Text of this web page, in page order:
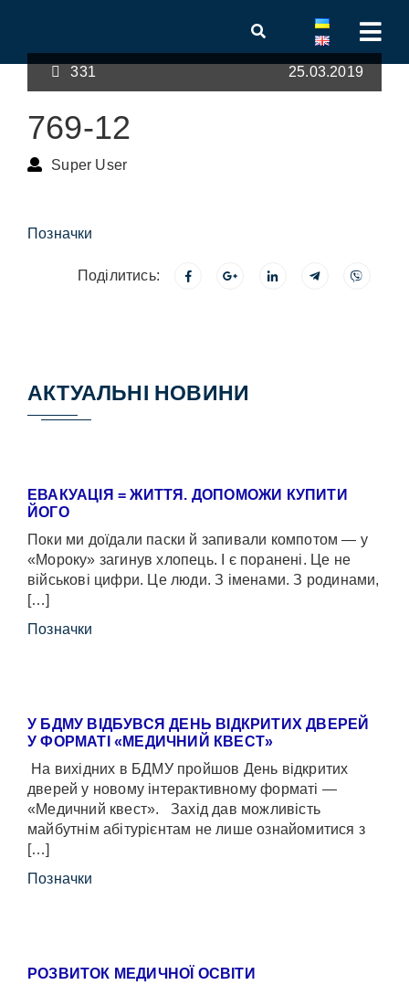
331 25.03.2019
769-12
Super User
Позначки
Поділитись:
АКТУАЛЬНІ НОВИНИ
ЕВАКУАЦІЯ = ЖИТТЯ. ДОПОМОЖИ КУПИТИ
ЙОГО
Поки ми доїдали паски й запивали компотом — у
«Мороку» загинув хлопець. І є поранені. Це не
військові цифри. Це люди. З іменами. З родинами,
[…]
Позначки
У БДМУ ВІДБУВСЯ ДЕНЬ ВІДКРИТИХ ДВЕРЕЙ
У ФОРМАТІ «МЕДИЧНИЙ КВЕСТ»
На вихідних в БДМУ пройшов День відкритих
дверей у новому інтерактивному форматі —
«Медичний квест». Захід дав можливість
майбутнім абітурієнтам не лише ознайомитися з
[…]
Позначки
РОЗВИТОК МЕДИЧНОЇ ОСВІТИ